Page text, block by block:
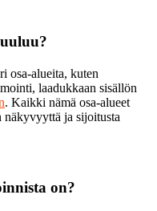
osa-alueita, kuten
laadukkaan sisällön
. Kaikki nämä osa-alueet
näkyvyyttä ja sijoitusta
on?